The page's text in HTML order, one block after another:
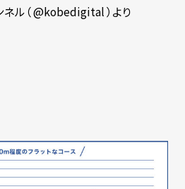
ル（ @kobedigital ）より